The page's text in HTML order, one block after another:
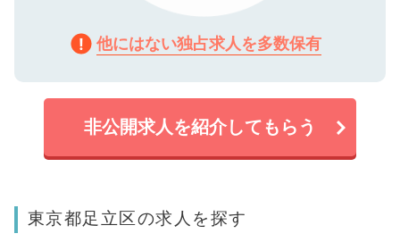
他にはない独占求人を多数保有
非公開求人を紹介してもらう
東京都足立区の求人を探す